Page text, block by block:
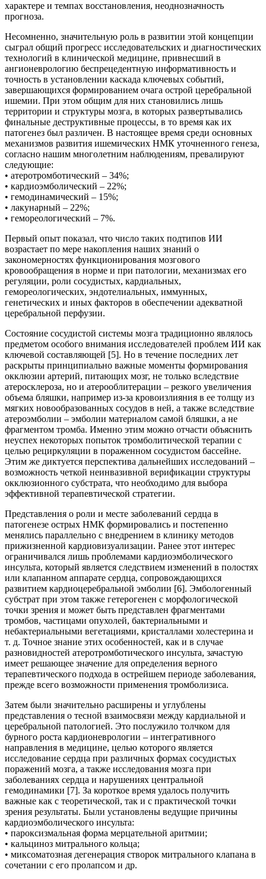
характере и темпах восстановления, неоднозначность
прогноза.
Несомненно, значительную роль в развитии этой концепции
сыграл общий прогресс исследовательских и диагностических
технологий в клинической медицине, привнесший в
ангионеврологию беспрецедентную информативность и
точность в установлении каскада ключевых событий,
завершающихся формированием очага острой церебральной
ишемии. При этом общим для них становились лишь
территории и структуры мозга, в которых развертывались
финальные деструктивные процессы, в то время как их
патогенез был различен. В настоящее время среди основных
механизмов развития ишемических НМК уточненного генеза,
согласно нашим многолетним наблюдениям, превалируют
следующие:
• атеротромботический – 34%;
• кардиоэмболический – 22%;
• гемодинамический – 15%;
• лакунарный – 22%;
• гемореологический – 7%.
Первый опыт показал, что число таких подтипов ИИ
возрастает по мере накопления наших знаний о
закономерностях функционирования мозгового
кровообращения в норме и при патологии, механизмах его
регуляции, роли сосудистых, кардиальных,
гемореологических, эндотелиальных, иммунных,
генетических и иных факторов в обеспечении адекватной
церебральной перфузии.
Состояние сосудистой системы мозга традиционно являлось
предметом особого внимания исследователей проблем ИИ как
ключевой составляющей [5]. Но в течение последних лет
раскрыты принципиально важные моменты формирования
окклюзии артерий, питающих мозг, не только вследствие
атеросклероза, но и атерооблитерации – резкого увеличения
объема бляшки, например из-за кровоизлияния в ее толщу из
мягких новообразованных сосудов в ней, а также вследствие
атероэмболии – эмболии материалом самой бляшки, а не
фрагментом тромба. Именно этим можно отчасти объяснить
неуспех некоторых попыток тромболитической терапии с
целью рециркуляции в пораженном сосудистом бассейне.
Этим же диктуется перспектива дальнейших исследований –
возможность четкой неинвазивной верификации структуры
окклюзионного субстрата, что необходимо для выбора
эффективной терапевтической стратегии.
Представления о роли и месте заболеваний сердца в
патогенезе острых НМК формировались и постепенно
менялись параллельно с внедрением в клинику методов
прижизненной кардиовизуализации. Ранее этот интерес
ограничивался лишь проблемами кардиоэмболического
инсульта, который является следствием изменений в полостях
или клапанном аппарате сердца, сопровождающихся
развитием кардиоцеребральной эмболии [6]. Эмбологенный
субстрат при этом также гетерогенен с морфологической
точки зрения и может быть представлен фрагментами
тромбов, частицами опухолей, бактериальными и
небактериальными вегетациями, кристаллами холестерина и
т. д. Точное знание этих особенностей, как и в случае
разновидностей атеротромботического инсульта, зачастую
имеет решающее значение для определения верного
терапевтического подхода в острейшем периоде заболевания,
прежде всего возможности применения тромболизиса.
Затем были значительно расширены и углублены
представления о тесной взаимосвязи между кардиальной и
церебральной патологией. Это послужило толчком для
бурного роста кардионеврологии – интегративного
направления в медицине, целью которого является
исследование сердца при различных формах сосудистых
поражений мозга, а также исследования мозга при
заболеваниях сердца и нарушениях центральной
гемодинамики [7]. За короткое время удалось получить
важные как с теоретической, так и с практической точки
зрения результаты. Были установлены ведущие причины
кардиоэмболического инсульта:
• пароксизмальная форма мерцательной аритмии;
• кальциноз митрального кольца;
• миксоматозная дегенерация створок митрального клапана в
сочетании с его пролапсом и др.